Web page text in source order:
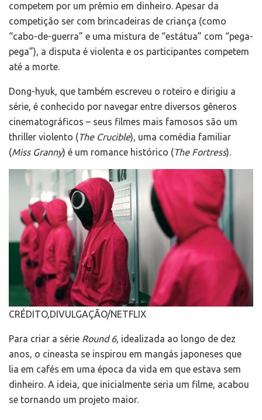
competem por um prêmio em dinheiro. Apesar da
competição ser com brincadeiras de criança (como
“cabo-de-guerra” e uma mistura de “estátua” com “pega-
pega”), a disputa é violenta e os participantes competem
até a morte.
Dong-hyuk, que também escreveu o roteiro e dirigiu a
série, é conhecido por navegar entre diversos gêneros
cinematográficos – seus filmes mais famosos são um
thriller violento (The Crucible), uma comédia familiar
(Miss Granny) é um romance histórico (The Fortress).
CRÉDITO,DIVULGAÇÃO/NETFLIX
Para criar a série Round 6, idealizada ao longo de dez
anos, o cineasta se inspirou em mangás japoneses que
lia em cafés em uma época da vida em que estava sem
dinheiro. A ideia, que inicialmente seria um filme, acabou
se tornando um projeto maior.